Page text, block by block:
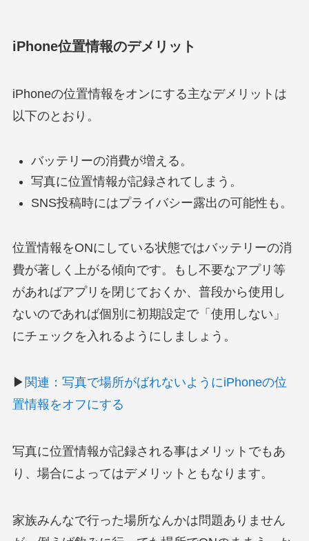
iPhone位置情報のデメリット
iPhoneの位置情報をオンにする主なデメリットは
以下のとおり。
バッテリーの消費が増える。
写真に位置情報が記録されてしまう。
SNS投稿時にはプライバシー露出の可能性も。
位置情報をONにしている状態ではバッテリーの消
費が著しく上がる傾向です。もし不要なアプリ等
があればアプリを閉じておくか、普段から使用し
ないのであれば個別に初期設定で「使用しない」
にチェックを入れるようにしましょう。
▶ 関連：写真で場所がばれないようにiPhoneの位
置情報をオフにする
写真に位置情報が記録される事はメリットでもあ
り、場合によってはデメリットともなります。
家族みんなで行った場所なんかは問題ありません